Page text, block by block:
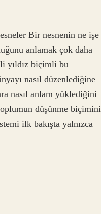
Bir nesnenin ne işe
anlamak çok daha
yıldız biçimli bu
nasıl düzenlediğine
nasıl anlam yüklediğini
düşünme biçimini
ilk bakışta yalnızca